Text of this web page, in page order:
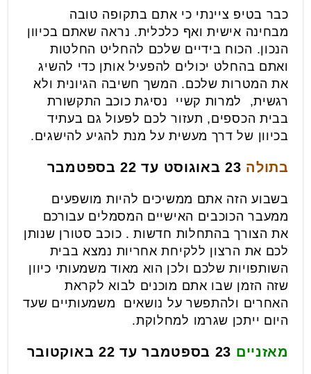
כבר בטיפ ציינתי כי אתם בתקופה טובה
מבחינה אישית ואף כלכלית. נראה שאתם בכיוון
הנכון. הכוח בידיים שלכם להחליט החלטות
ואתם בהחלט יכולים להפעיל אותן כדי להשיג
את המטרות שלכם. המשך חשיבה הגיונית ולא
רגשית, למרות קשיי נסיגת כוכב התקשורת
בבית הכספים, תעזור לכם לפעול גם בעתיד
בכיוון של דרך מעשית על מנת להגיע להישגים.
בתולה
בשבוע הזה אתם ממשיכים להיות מושפעים
ממעבר הכוכבים האישיים המסמלים עבורכם
את הצורך בהתחלות חדשות . כוכב סטורן שנותן
לכם את הרצון ללקיחת אחריות נמצא בבית
השותפויות שלכם ולכן הוא מאוד משמעותי כיוון
שזה הזמן שבו אתם מוכנים לבוא לקראת
האחרים ולהתפשר על נושאים משמעותיים שעד
היום ייתכן שגרמו למחלוקת.
מאזניים